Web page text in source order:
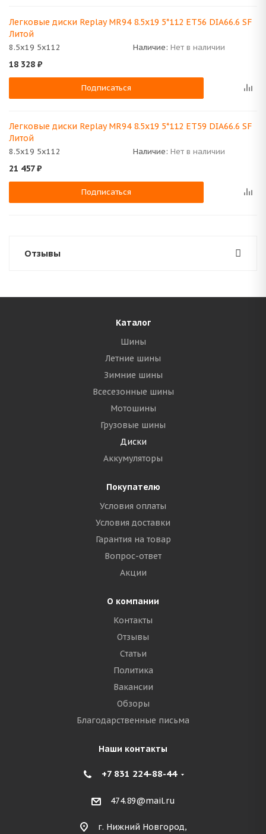
Легковые диски Replay MR94 8.5x19 5*112 ET56 DIA66.6 SF
Литой
8.5x19 5x112 Наличие: Нет в наличии
18 328 ₽
Подписаться
Легковые диски Replay MR94 8.5x19 5*112 ET59 DIA66.6 SF
Литой
8.5x19 5x112 Наличие: Нет в наличии
21 457₽
Подписаться
Отзывы
Каталог
Шины
Летние шины
Зимние шины
Всесезонные шины
Мотошины
Грузовые шины
Диски
Аккумуляторы
Покупателю
Условия оплаты
Условия доставки
Гарантия на товар
Вопрос-ответ
Акции
О компании
Контакты
Отзывы
Статьи
Политика
Вакансии
Обзоры
Благодарственные письма
Наши контакты
+7 831 224-88-44
474.89@mail.ru
г. Нижний Новгород,